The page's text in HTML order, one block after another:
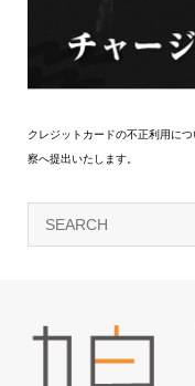
クレジットカードの不正利用に
察へ提出いたします。